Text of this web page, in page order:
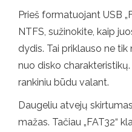
Prieš formatuojant USB
NTFS, sužinokite, kaip
dydis. Tai priklauso ne
nuo disko
rankiniu būdu valant.
Daugeliu atvejų
mažas. Tačiau „FAT32“